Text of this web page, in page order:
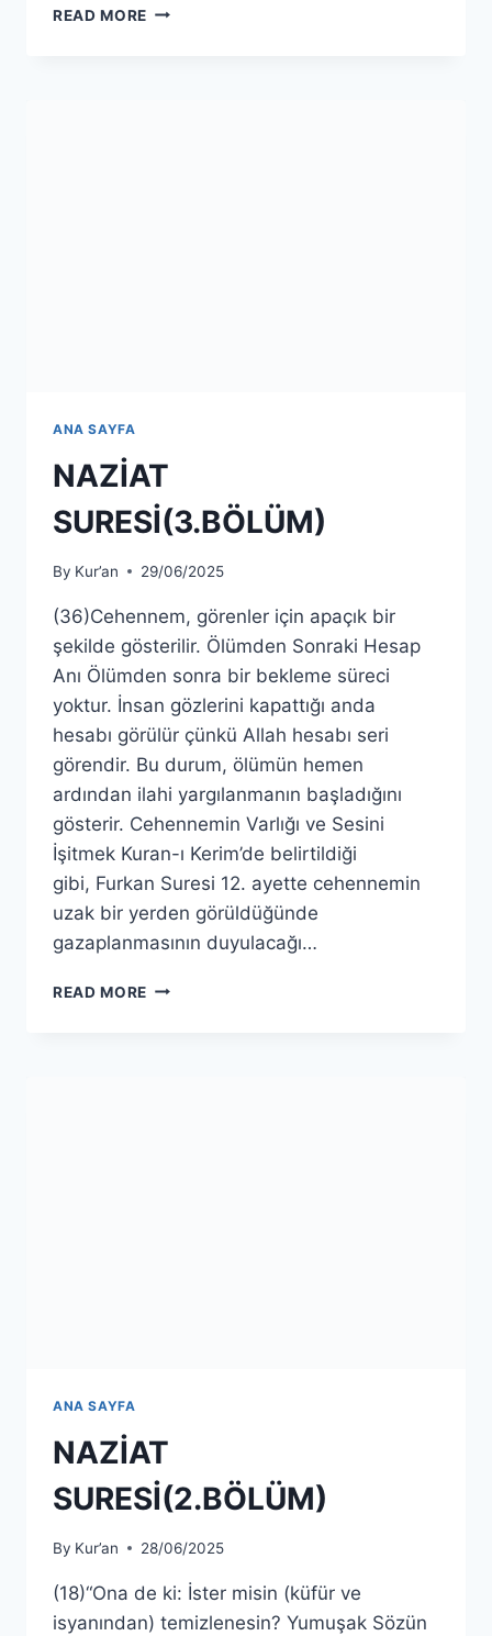
READ MORE NEBE
ANA SAYFA
NAZİAT
SURESİ(3.BÖLÜM)
By Kur’an 29/06/2025
(36)Cehennem, görenler için apaçık bir
şekilde gösterilir. Ölümden Sonraki Hesap
Anı Ölümden sonra bir bekleme süreci
yoktur. İnsan gözlerini kapattığı anda
hesabı görülür çünkü Allah hesabı seri
görendir. Bu durum, ölümün hemen
ardından ilahi yargılanmanın başladığını
gösterir. Cehennemin Varlığı ve Sesini
İşitmek Kuran-ı Kerim’de belirtildiği
gibi, Furkan Suresi 12. ayette cehennemin
uzak bir yerden görüldüğünde
gazaplanmasının duyulacağı…
READ MORE NAZİAT
ANA SAYFA
NAZİAT
SURESİ(2.BÖLÜM)
By Kur’an 28/06/2025
(18)“Ona de ki: İster misin (küfür ve
isyanından) temizlenesin? Yumuşak Sözün